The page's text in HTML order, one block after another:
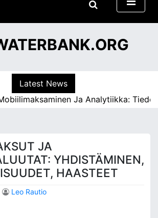
Latest News
Ja Analytiikka:
JA
YHDISTÄMINEN,
HAASTEET
Leo Rautio